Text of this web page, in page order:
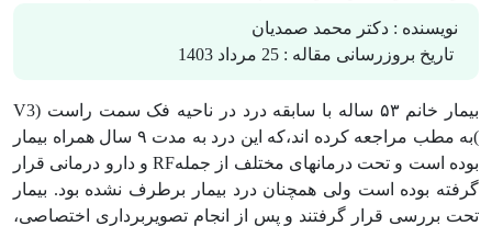
نویسنده : دکتر محمد صمدیان
تاریخ بروزرسانی مقاله : 25 مرداد 1403
بیمار خانم ۵۳ ساله با سابقه درد در ناحیه فک سمت راست (V3
)به مطب مراجعه کرده اند،که این درد به مدت ۹ سال همراه بیمار
بوده است و تحت درمانهای مختلف از جملهRF و دارو درمانی قرار
گرفته بوده است ولی همچنان درد بیمار برطرف نشده بود. بیمار
تحت بررسی قرار گرفتند و پس از انجام تصویربرداری اختصاصی،